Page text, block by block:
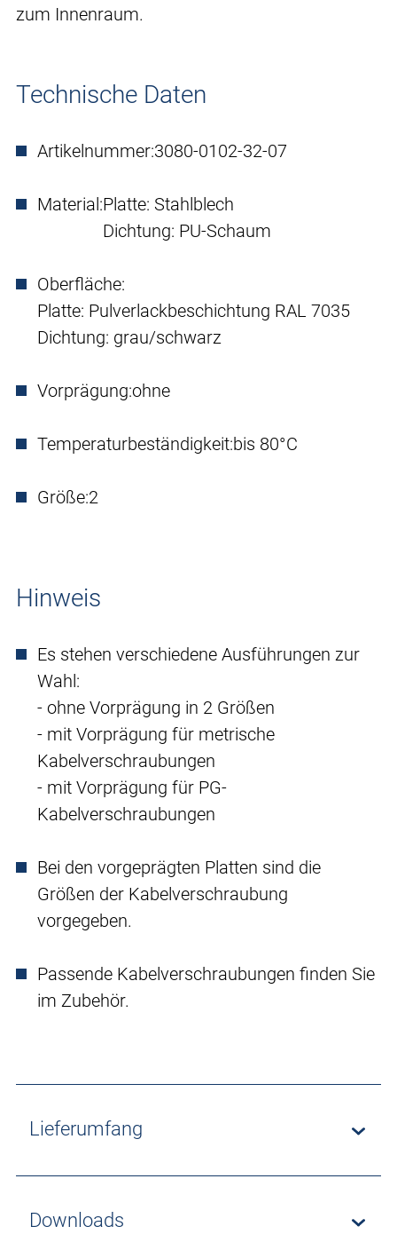
zum Innenraum.
Technische Daten
Artikelnummer:3080-0102-32-07
Material:Platte: Stahlblech
Dichtung: PU-Schaum
Oberfläche:
Platte: Pulverlackbeschichtung RAL 7035
Dichtung: grau/schwarz
Vorprägung:ohne
Temperaturbeständigkeit:bis 80°C
Größe:2
Hinweis
Es stehen verschiedene Ausführungen zur
Wahl:
- ohne Vorprägung in 2 Größen
- mit Vorprägung für metrische
Kabelverschraubungen
- mit Vorprägung für PG-
Kabelverschraubungen
Bei den vorgeprägten Platten sind die
Größen der Kabelverschraubung
vorgegeben.
Passende Kabelverschraubungen finden Sie
im Zubehör.
Lieferumfang
Downloads